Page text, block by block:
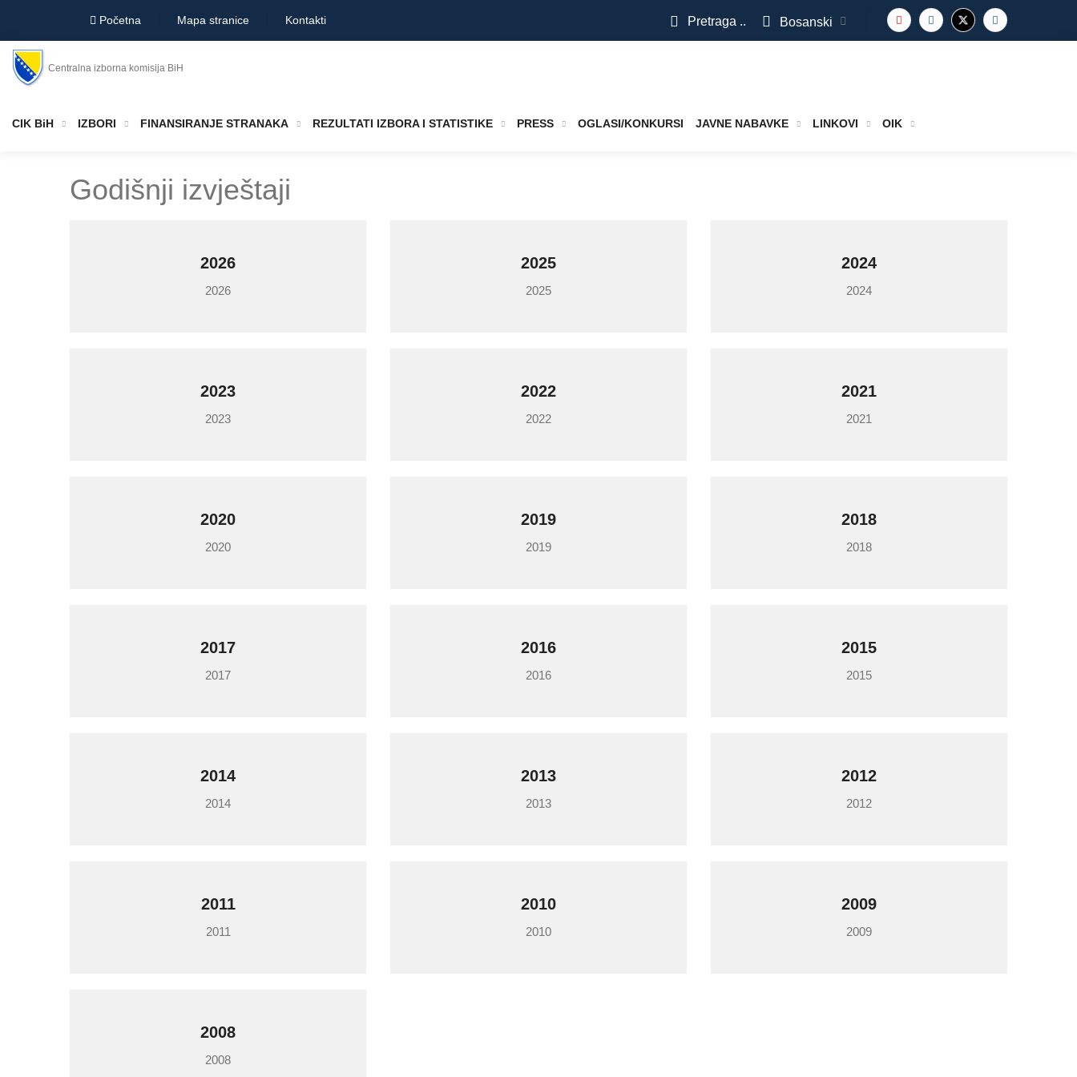
Početna Mapa stranice Kontakti Pretraga .. Bosanski
Centralna izborna komisija BiH
CIK BiH IZBORI FINANSIRANJE STRANAKA REZULTATI IZBORA I STATISTIKE PRESS OGLASI/KONKURSI JAVNE NABAVKE LINKOVI OIK
Godišnji izvještaji
2026
2026
2025
2025
2024
2024
2023
2023
2022
2022
2021
2021
2020
2020
2019
2019
2018
2018
2017
2017
2016
2016
2015
2015
2014
2014
2013
2013
2012
2012
2011
2011
2010
2010
2009
2009
2008
2008